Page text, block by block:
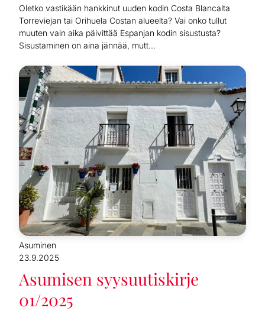
Oletko vastikään hankkinut uuden kodin Costa Blancalta
Torreviejan tai Orihuela Costan alueelta? Vai onko tullut
muuten vain aika päivittää Espanjan kodin sisustusta?
Sisustaminen on aina jännää, mutt...
Asuminen
23.9.2025
Asumisen syysuutiskirje
01/2025